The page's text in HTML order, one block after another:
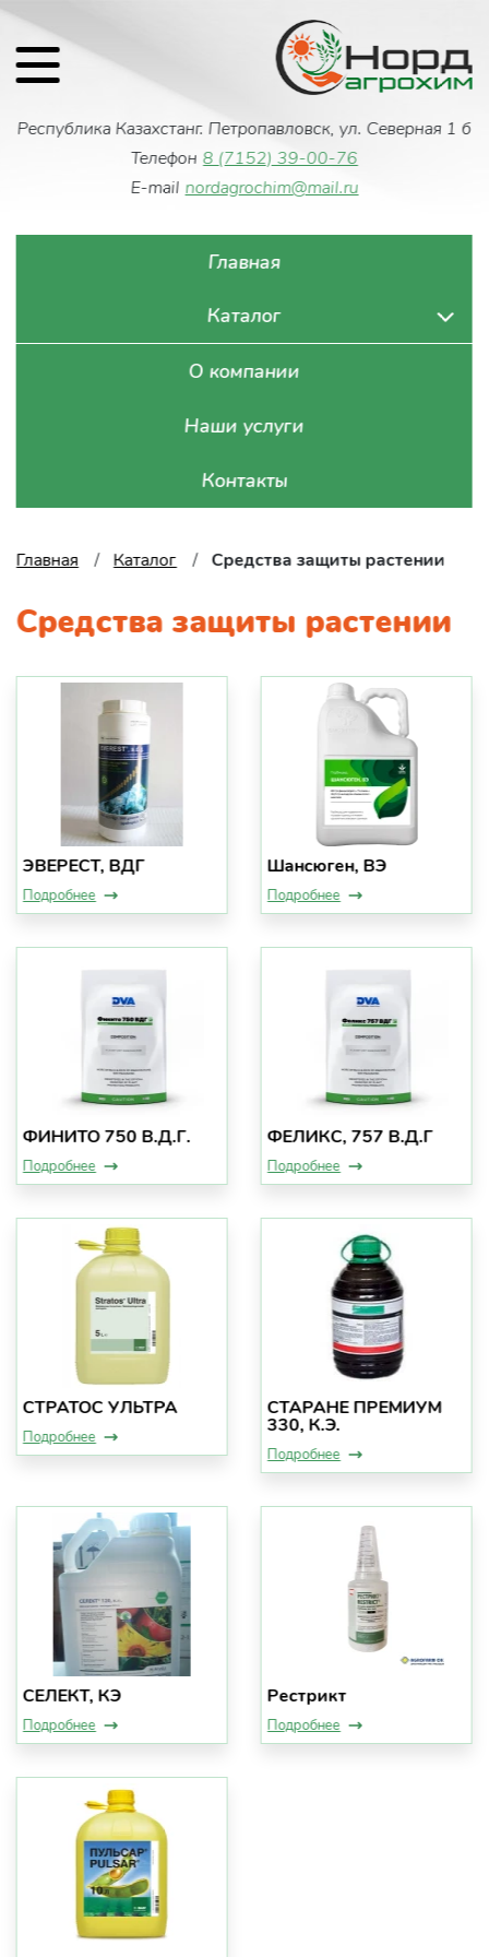
Республика Казахстанг. Петропавловск, ул. Северная 1 б
Телефон 8 (7152) 39-00-76
E-mail nordagrochim@mail.ru
Главная
Каталог
О компании
Наши услуги
Контакты
Главная Каталог Средства защиты растении
Средства защиты растении
ЭВЕРЕСТ, ВДГ
Подробнее
Шансюген, ВЭ
Подробнее
ФИНИТО 750 В.Д.Г.
Подробнее
ФЕЛИКС, 757 В.Д.Г
Подробнее
СТРАТОС УЛЬТРА
Подробнее
СТАРАНЕ ПРЕМИУМ
330, К.Э.
Подробнее
СЕЛЕКТ, КЭ
Подробнее
Рестрикт
Подробнее